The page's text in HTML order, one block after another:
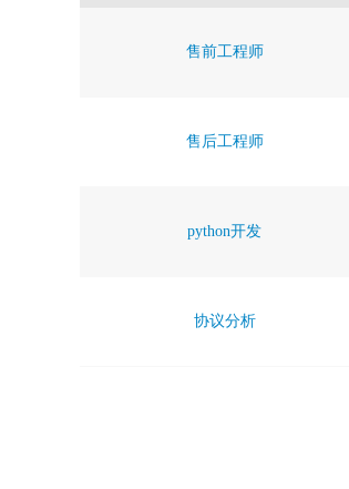
售前工程师
售后工程师
python开发
协议分析